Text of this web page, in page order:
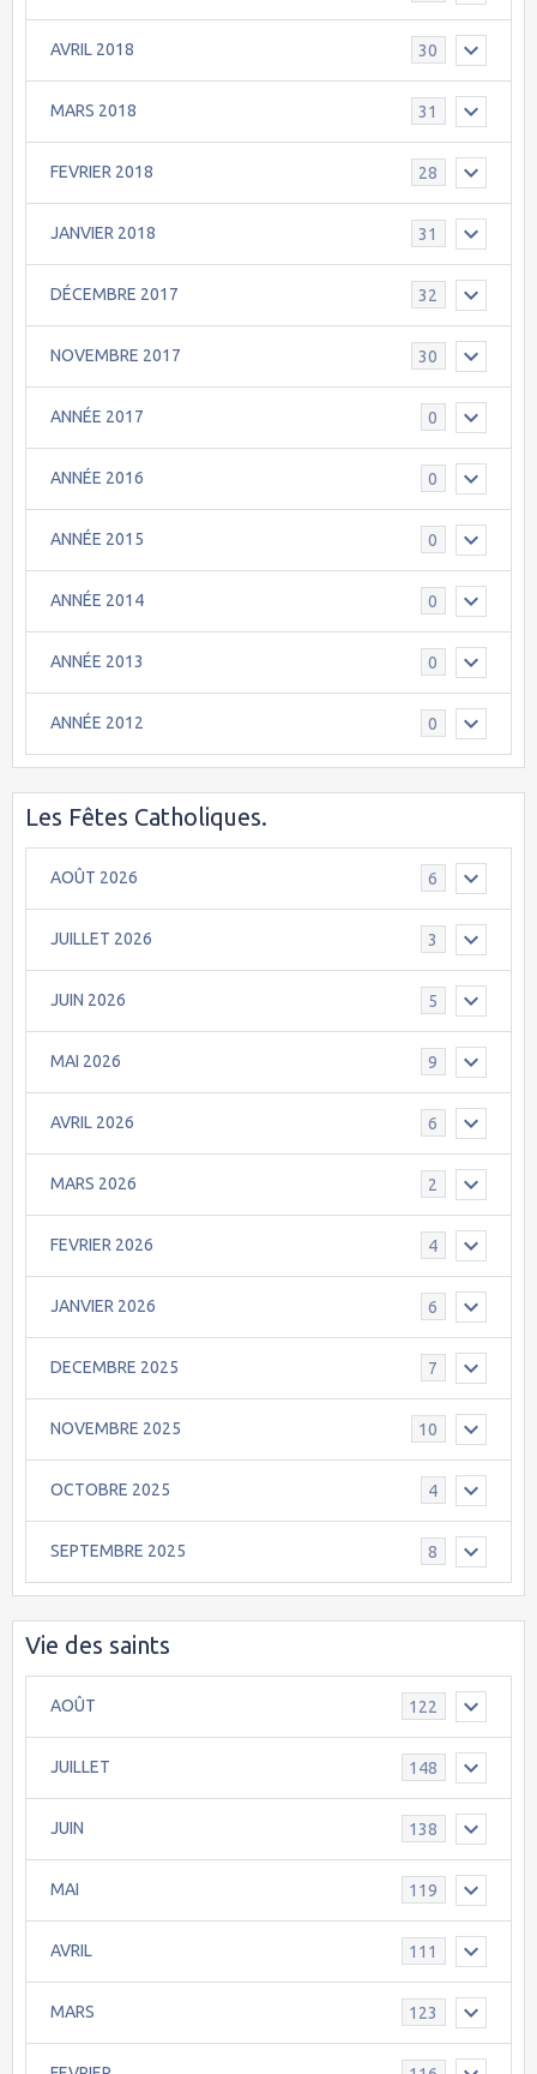
AVRIL 2018 30
MARS 2018 31
FEVRIER 2018 28
JANVIER 2018 31
DÉCEMBRE 2017 32
NOVEMBRE 2017 30
ANNÉE 2017 0
ANNÉE 2016 0
ANNÉE 2015 0
ANNÉE 2014 0
ANNÉE 2013 0
ANNÉE 2012 0
Les Fêtes Catholiques.
AOÛT 2026 6
JUILLET 2026 3
JUIN 2026 5
MAI 2026 9
AVRIL 2026 6
MARS 2026 2
FEVRIER 2026 4
JANVIER 2026 6
DECEMBRE 2025 7
NOVEMBRE 2025 10
OCTOBRE 2025 4
SEPTEMBRE 2025 8
Vie des saints
AOÛT 122
JUILLET 148
JUIN 138
MAI 119
AVRIL 111
MARS 123